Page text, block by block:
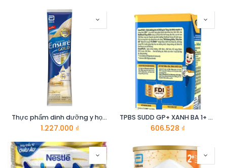
Thực phẩm dinh dưỡng y học: Ensure Gold 60.6g
1.227.000 ₫
TPBS SUDD GP+ XANH BA 1+ H180MLX48
606.528 ₫